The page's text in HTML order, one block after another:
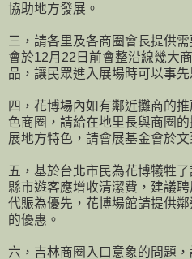
協助地方發展。
三，請各里及各商圈會長提供
會於12月22日前會整沿線幾大
品，讓民眾進入展場時可以事
四，花博場內如有鄰近攤商的
色商圈，請給在地里長與商圈
展地方特色，請會展基金會於
五，基於台北市民為花博犧牲
縣市遊客應增收清潔費，建議
代賑為優先，花博場館請提供
的優惠。
六，吉林商圈入口意象的問題